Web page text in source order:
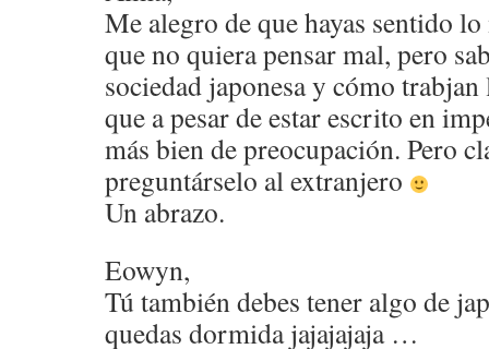
Me alegro de que hayas sentido
que no quiera pensar mal, pero
sociedad japonesa y cómo
que a pesar de estar escrito en
más bien de preocupación. Pero
preguntárselo al extranjero
Un abrazo.
Eowyn,
Tú también debes tener algo de
quedas dormida jajajajaja …